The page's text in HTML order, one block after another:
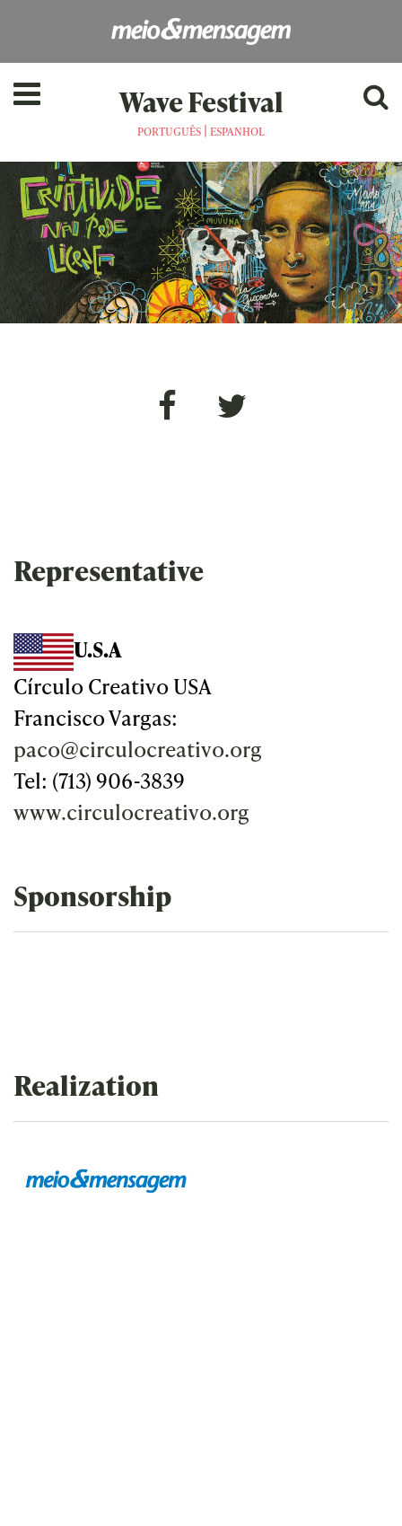
Wave Festival
PORTUGUÊS | ESPANHOL
Representative
U.S.A
Círculo Creativo USA
Francisco Vargas:
paco@circulocreativo.org
Tel: (713) 906-3839
www.circulocreativo.org
Sponsorship
Realization